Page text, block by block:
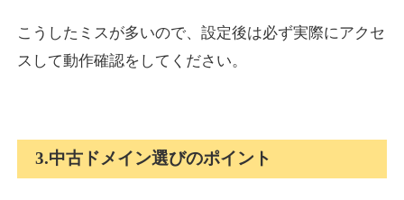
こうしたミスが多いので、設定後は必ず実際にアクセ
スして動作確認をしてください。
3.中古ドメイン選びのポイント